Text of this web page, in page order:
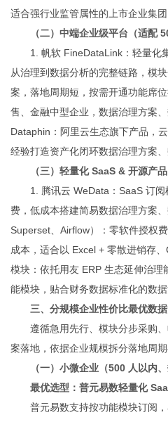
适合强行业监管属性的上市企业集团
（二）中端企业级平台（适配
1. 帆软 FineDataLink：轻量化
从治理到数据分析的完整链路，模
案，落地周期短，按需开通功能席
售、金融中型企业，数据治理方案
Dataphin：阿里云生态旗下产品，
经验打造资产化闭环数据治理方案
（三）轻量化 SaaS & 开源产
1. 腾讯云 WeData：SaaS 订
费，低成本搭建简易数据治理方案
Superset、Airflow）：零软件授权
成本，适合以 Excel + 零散进销存
模块：依托用友 ERP 生态延伸治
能模块，贴合财务数据标准化的数
三、分规模企业性价比最优数
遵循急用先行、模块分步采购
案落地，依据企业规模拆分落地周期
（一）小微企业（500 人以内
最优选型：普元易数轻量化
普元易数支持按功能模块订阅